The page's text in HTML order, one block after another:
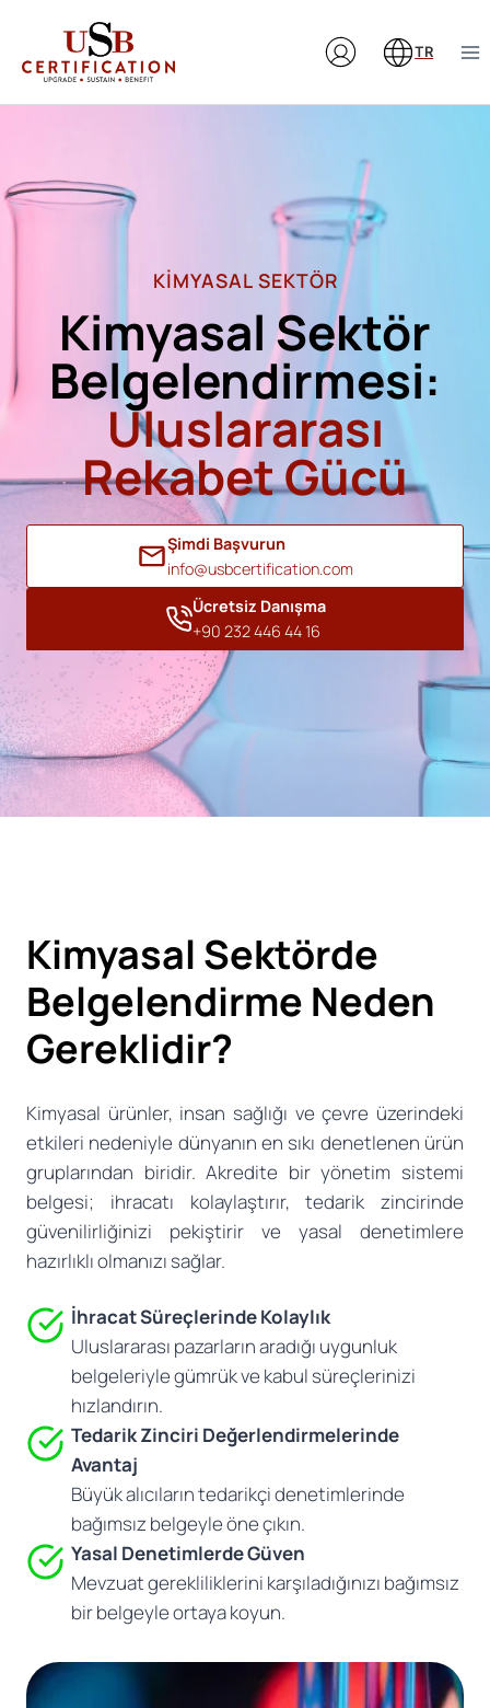
content
TR
KIMYASAL SEKTÖR
Kimyasal Sektör
Belgelendirmesi:
Uluslararası
Rekabet Gücü
Şimdi Başvurun
info@usbcertification.com
Ücretsiz Danışma
+90 232 446 44 16
Kimyasal Sektörde
Belgelendirme Neden
Gereklidir?
Kimyasal ürünler, insan sağlığı ve çevre üzerindeki
etkileri nedeniyle dünyanın en sıkı denetlenen ürün
gruplarından biridir. Akredite bir yönetim sistemi
belgesi; ihracatı kolaylaştırır, tedarik zincirinde
güvenilirliğinizi pekiştirir ve yasal denetimlere
hazırlıklı olmanızı sağlar.
İhracat Süreçlerinde Kolaylık
Uluslararası pazarların aradığı uygunluk
belgeleriyle gümrük ve kabul süreçlerinizi
hızlandırın.
Tedarik Zinciri Değerlendirmelerinde
Avantaj
Büyük alıcıların tedarikçi denetimlerinde
bağımsız belgeyle öne çıkın.
Yasal Denetimlerde Güven
Mevzuat gerekliliklerini karşıladığınızı bağımsız
bir belgeyle ortaya koyun.